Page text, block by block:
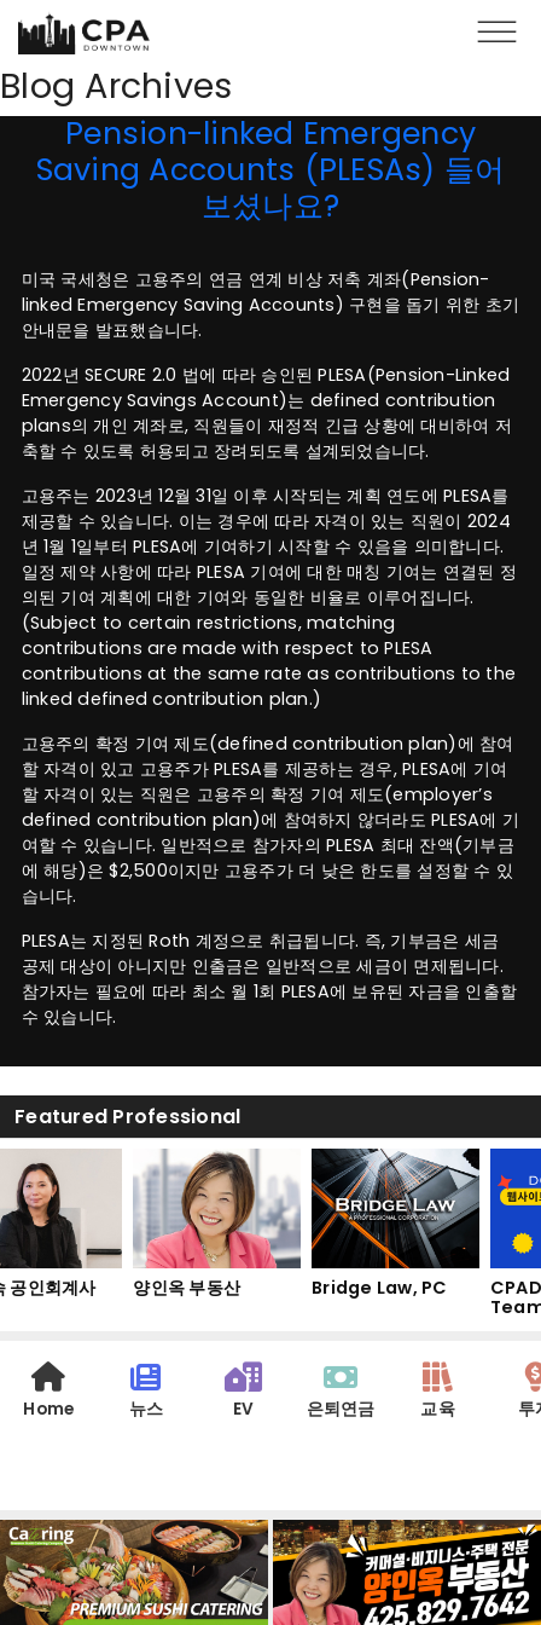
Skip to main content
Blog Archives
Pension-linked Emergency
Saving Accounts (PLESAs) 들어
보셨나요?
미국 국세청은 고용주의 연금 연계 비상 저축 계좌(Pension-
linked Emergency Saving Accounts) 구현을 돕기 위한 초기
안내문을 발표했습니다.
2022년 SECURE 2.0 법에 따라 승인된 PLESA(Pension-Linked
Emergency Savings Account)는 defined contribution
plans의 개인 계좌로, 직원들이 재정적 긴급 상황에 대비하여 저
축할 수 있도록 허용되고 장려되도록 설계되었습니다.
고용주는 2023년 12월 31일 이후 시작되는 계획 연도에 PLESA를
제공할 수 있습니다. 이는 경우에 따라 자격이 있는 직원이 2024
년 1월 1일부터 PLESA에 기여하기 시작할 수 있음을 의미합니다.
일정 제약 사항에 따라 PLESA 기여에 대한 매칭 기여는 연결된 정
의된 기여 계획에 대한 기여와 동일한 비율로 이루어집니다.
(Subject to certain restrictions, matching
contributions are made with respect to PLESA
contributions at the same rate as contributions to the
linked defined contribution plan.)
고용주의 확정 기여 제도(defined contribution plan)에 참여
할 자격이 있고 고용주가 PLESA를 제공하는 경우, PLESA에 기여
할 자격이 있는 직원은 고용주의 확정 기여 제도(employer’s
defined contribution plan)에 참여하지 않더라도 PLESA에 기
여할 수 있습니다. 일반적으로 참가자의 PLESA 최대 잔액(기부금
에 해당)은 $2,500이지만 고용주가 더 낮은 한도를 설정할 수 있
습니다.
PLESA는 지정된 Roth 계정으로 취급됩니다. 즉, 기부금은 세금
공제 대상이 아니지만 인출금은 일반적으로 세금이 면제됩니다.
참가자는 필요에 따라 최소 월 1회 PLESA에 보유된 자금을 인출할
수 있습니다.
Featured Professional
인회계사 양인옥 부동산 Bridge Law, PC
Team
Home 뉴스 EV 은퇴연금 교육 투